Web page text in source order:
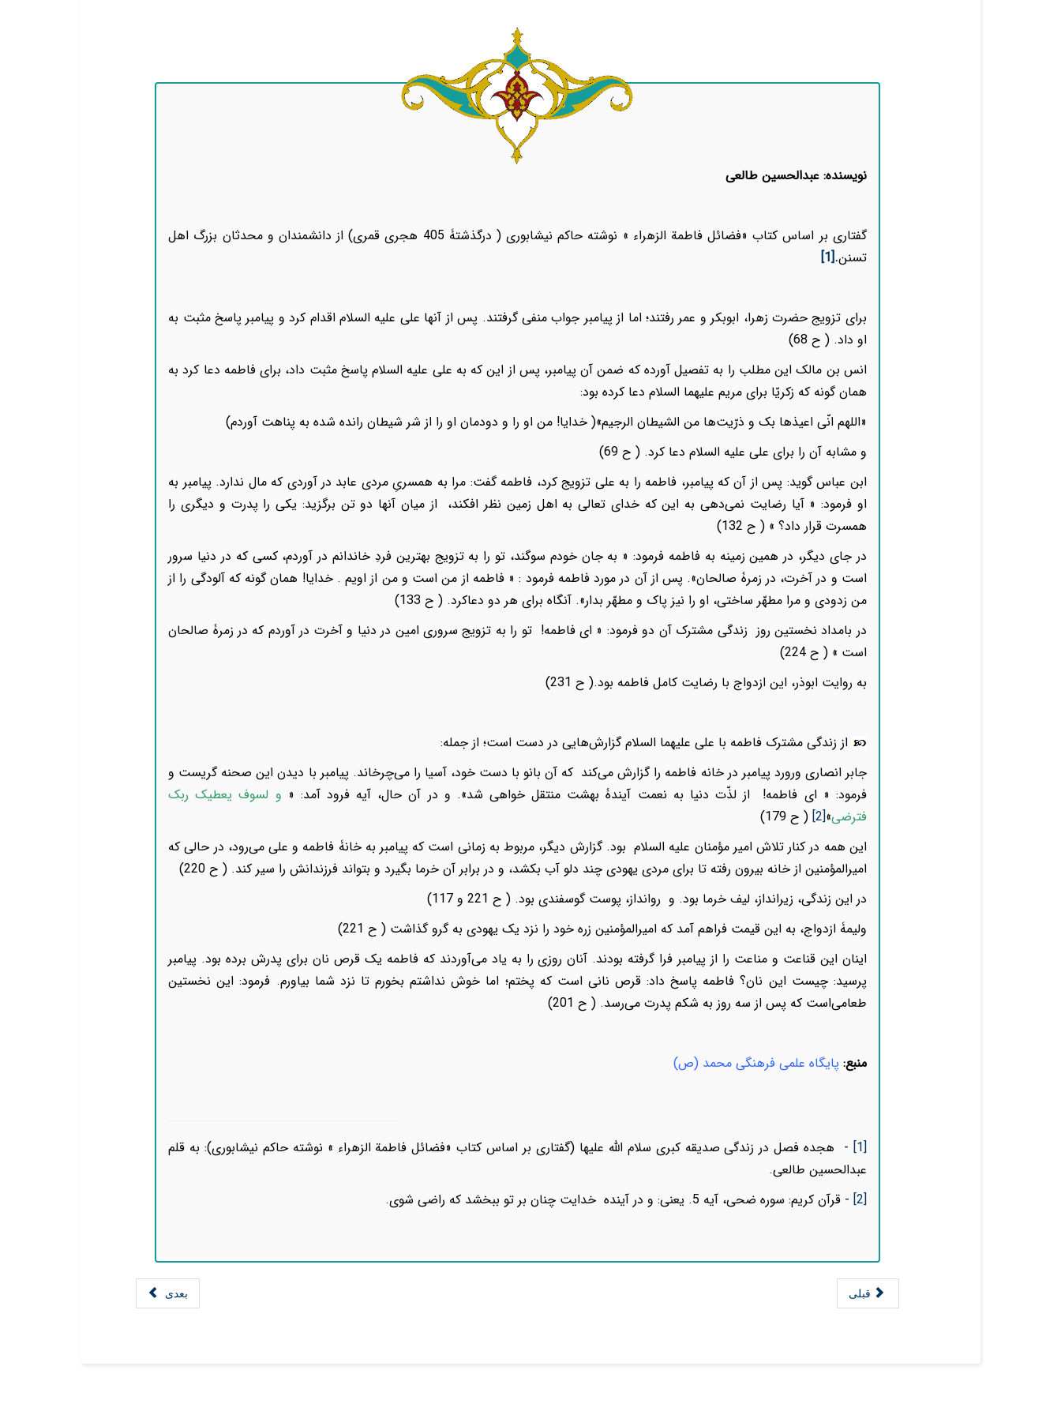
نویسنده: عبدالحسین طالعی
گفتاری بر اساس کتاب «فضائل فاطمة الزهراء » نوشته حاکم نیشابوری ( درگذشتۀ 405 هجری قمری) از دانشمندان و محدثان بزرگ اهل
تسنن.
[1]
برای تزویج حضرت زهرا، ابوبکر و عمر رفتند؛ اما از پیامبر جواب منفی گرفتند. پس از آنها علی علیه السلام اقدام کرد و پیامبر پاسخ مثبت به
او داد. ( ح 68)
انس بن مالک این مطلب را به تفصیل آورده که ضمن آن پیامبر، پس از این که به علی علیه السلام پاسخ مثبت داد، برای فاطمه دعا کرد به
همان گونه که زکریّا برای مریم علیهما السلام دعا کرده بود:
«اللهم انّی اعیذها بک و ذرّیت‌ها من الشیطان الرجیم»( خدایا! من او را و دودمان او را از شر شیطان رانده شده به پناهت آوردم)
و مشابه آن را برای علی علیه السلام دعا کرد. ( ح 69)
ابن عباس گوید: پس از آن که پیامبر، فاطمه را به علی تزویج کرد، فاطمه گفت: مرا به همسریِ مردی عابد در آوردی که مال ندارد. پیامبر به
او فرمود: « آیا رضایت نمی‌دهی به این که خدای تعالی به اهل زمین نظر افکند، از میان آنها دو تن برگزید: یکی را پدرت و دیگری را
همسرت قرار داد؟ » ( ح 132)
در جای دیگر، در همین زمینه به فاطمه فرمود: « به جان خودم سوگند، تو را به تزویج بهترین فردِ خاندانم در آوردم، کسی که در دنیا سرور
است و در آخرت، در زمرۀ صالحان». پس از آن در مورد فاطمه فرمود : « فاطمه از من است و من از اویم . خدایا! همان گونه که آلودگی را از
من زدودی و مرا مطهّر ساختی، او را نیز پاک و مطهّر بدار». آنگاه برای هر دو دعاکرد. ( ح 133)
در بامداد نخستین روز زندگی مشترک آن دو فرمود: « ای فاطمه! تو را به تزویج سروری امین در دنیا و آخرت در آوردم که در زمرۀ صالحان
است » ( ح 224)
به روایت ابوذر، این ازدواج با رضایت کامل فاطمه بود.( ح 231)
از زندگی مشترک فاطمه با علی علیهما السلام گزارش‌هایی در دست است؛ از جمله:
جابر انصاری ورورد پیامبر در خانه فاطمه را گزارش می‌کند که آن بانو با دست خود، آسیا را می‌چرخاند. پیامبر با دیدن این صحنه گریست و
فرمود: « ای فاطمه! از لذّت دنیا به نعمت آیندۀ بهشت منتقل خواهی شد». و در آن حال، آیه فرود آمد: « و لسوف یعطیک ربک
فترضی»
[2] ( ح 179)
این همه در کنار تلاش امیر مؤمنان علیه السلام بود. گزارش دیگر، مربوط به زمانی است که پیامبر به خانۀ فاطمه و علی می‌رود، در حالی که
امیرالمؤمنین از خانه بیرون رفته تا برای مردی یهودی چند دلو آب بکشد، و در برابر آن خرما بگیرد و بتواند فرزندانش را سیر کند. ( ح 220)
در این زندگی، زیر‌انداز، لیف خرما بود. و رو‌انداز، پوست گوسفندی بود. ( ح 221 و 117)
ولیمۀ ازدواج، به این قیمت فراهم آمد که امیرالمؤمنین زره خود را نزد یک یهودی به گرو گذاشت ( ح 221)
اینان این قناعت و مناعت را از پیامبر فرا گرفته بودند. آنان روزی را به یاد می‌آوردند که فاطمه یک قرص نان برای پدرش برده بود. پیامبر
پرسید: چیست این نان؟ فاطمه پاسخ داد: قرص نانی است که پختم؛ اما خوش نداشتم بخورم تا نزد شما بیاورم. فرمود: این نخستین
طعامی‌است که پس از سه روز به شکم پدرت می‌رسد. ( ح 201)
منبع: پایگاه علمی فرهنگی محمد (ص)
[1]
- هجده فصل در زندگی صدیقه کبری سلام الله علیها (گفتاری بر اساس کتاب «فضائل فاطمة الزهراء » نوشته حاکم نیشابوری): به قلم
عبدالحسین طالعی.
[2] - قرآن کریم: سوره ضحی، آیه 5. یعنی: و در آینده خدایت چنان بر تو ببخشد که راضی شوی.
قبلی بعدی